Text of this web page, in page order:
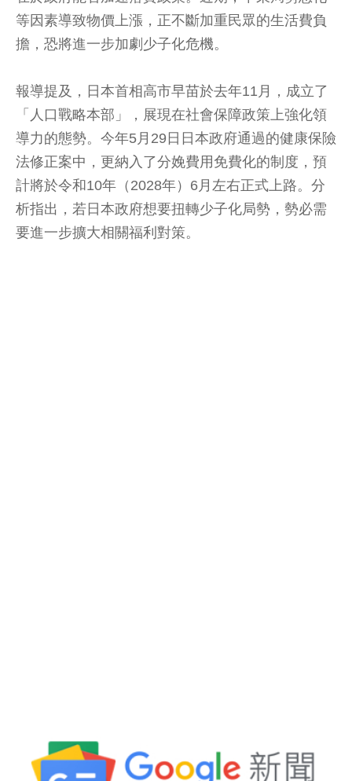
等因素導致物價上漲，正不斷加重民眾的生活費負
擔，恐將進一步加劇少子化危機。
報導提及，日本首相高市早苗於去年11月，成立了
「人口戰略本部」，展現在社會保障政策上強化領
導力的態勢。今年5月29日日本政府通過的健康保險
法修正案中，更納入了分娩費用免費化的制度，預
計將於令和10年（2028年）6月左右正式上路。分
析指出，若日本政府想要扭轉少子化局勢，勢必需
要進一步擴大相關福利對策。